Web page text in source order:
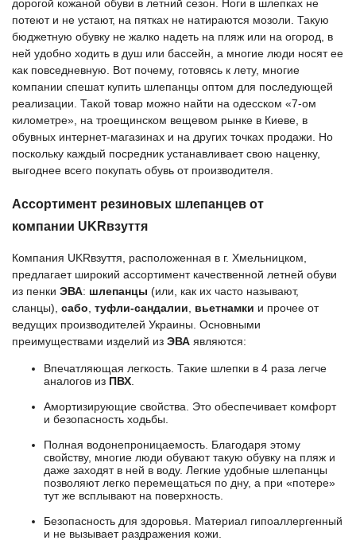
дорогой кожаной обуви в летний сезон. Ноги в шлепках не
потеют и не устают, на пятках не натираются мозоли. Такую
бюджетную обувку не жалко надеть на пляж или на огород, в
ней удобно ходить в душ или бассейн, а многие люди носят ее
как повседневную. Вот почему, готовясь к лету, многие
компании спешат купить шлепанцы оптом для последующей
реализации. Такой товар можно найти на одесском «7-ом
километре», на троещинском вещевом рынке в Киеве, в
обувных интернет-магазинах и на других точках продажи. Но
поскольку каждый посредник устанавливает свою наценку,
выгоднее всего покупать обувь от производителя
Ассортимент резиновых шлепанцев от
компании UKRвзуття
Компания UKRвзуття , расположенная в г. Хмельницком,
предлагает широкий ассортимент качественной летней обуви
из пенки ЭВА: шлепанцы (или, как их часто называют,
сланцы), сабо туфли-сандалии вьетнамки и прочее от
ведущих производителей Украины . Основными
преимуществами изделий из ЭВА являются:
Впечатляющая легкость. Такие шлепки в 4 раза легче
аналогов из ПВХ
Амортизирующие свойства. Это обеспечивает комфорт
и безопасность ходьбы.
Полная водонепроницаемость. Благодаря этому
свойству, многие люди обувают такую обувку на пляж и
даже заходят в ней в воду. Легкие удобные шлепанцы
позволяют легко перемещаться по дну, а при «потере»
тут же всплывают на поверхность.
Безопасность для здоровья. Материал гипоаллергенный
и не вызывает раздражения кожи.